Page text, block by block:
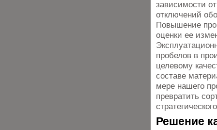
зависимости
отключений
Повышение
оценки ее
пробелов в
целевому
составе
мере нашего
превратить
Решение